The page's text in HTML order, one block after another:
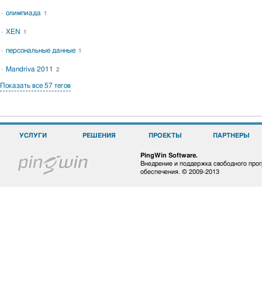
олимпиада 1
XEN 1
персональные данные 1
Mandriva 2011 2
Показать все 57 тегов
УСЛУГИ РЕШЕНИЯ ПРОЕКТЫ ПАРТНЕРЫ
PingWin Software.
Внедрение и поддержка свободного
обеспечения. © 2009-2013